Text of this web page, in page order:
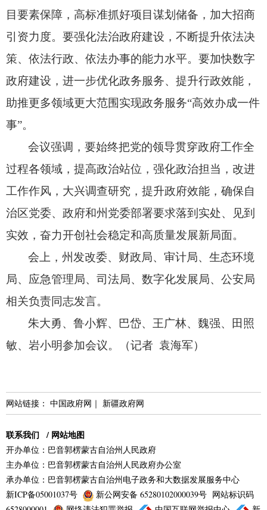
目要素保障， 高标准抓好项目谋划储备， 加大招商
引资力度。 要强化法治政府建设， 不断提升依法决
策、 依法行政、 依法办事的能力水平。 要加快数字
政府建设， 进一步优化政务服务、 提升行政效能，
助推更多领域更大范围实现政务服务“高效办成一件
事”。
会议强调，要始终把党的领导贯穿政府工作全
过程各领域， 提高政治站位， 强化政治担当， 改进
工作作风， 大兴调查研究， 提升政府效能， 确保自
治区党委、 政府和州党委部署要求落到实处、
见到
实效， 奋力开创社会稳定和高质量发展新局面。
会上，州发改委、 财政局、审计局、生态环境
局、 应急管理局、 司法局、 数字化发展局、 公安局
相关负责同志发言。
朱大勇、鲁小辉、 巴岱、王广林、魏强、
田照
敏、 岩小明参加会议。 （记者 袁海军）
网站链接： 中国政府网 ｜ 新疆政府网
联系我们 / 网站地图
开办单位：巴音郭楞蒙古自治州人民政府
主办单位：巴音郭楞蒙古自治州人民政府办公室
承办单位：巴音郭楞蒙古自治州电子政务和大数据发展服务中心
新ICP备05001037号
新公网安备 65280102000039号 网站标识码